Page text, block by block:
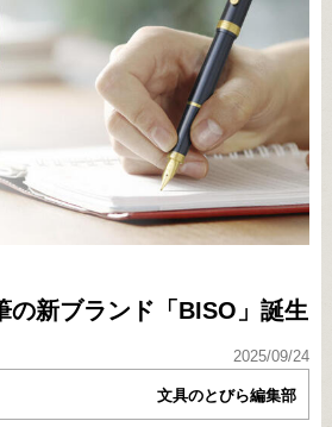
の新ブランド「BISO」誕生
2025/09/24
文具のとびら編集部